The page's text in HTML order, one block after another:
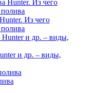
Из чего
и др. – виды,